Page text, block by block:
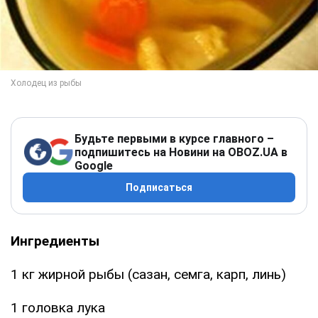
Будьте первыми в курсе главного –
подпишитесь на Новини на OBOZ.UA в
Google
Подписаться
Ингредиенты
1 кг жирной рыбы (сазан, семга, карп, линь)
1 головка лука